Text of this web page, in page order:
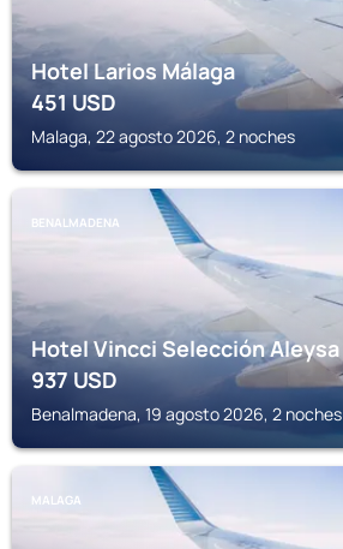
Hotel Larios Málaga
451USD
Malaga, 22 agosto 2026, 2 noches
BENALMADENA
Hotel Vincci Selección Aleysa
937USD
Benalmadena, 19 agosto 2026, 2 noches
MALAGA